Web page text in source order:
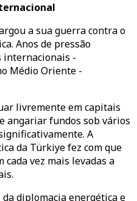
a sua guerra contra o
Anos de pressão
internacionais -
Médio Oriente -
livremente em capitais
angariar fundos sob vários
A
da Türkiye fez com que
cada vez mais levadas a
da diplomacia energética e